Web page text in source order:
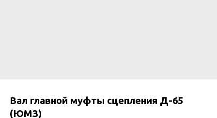
Вал главной муфты сцепления Д-65
(ЮМЗ)